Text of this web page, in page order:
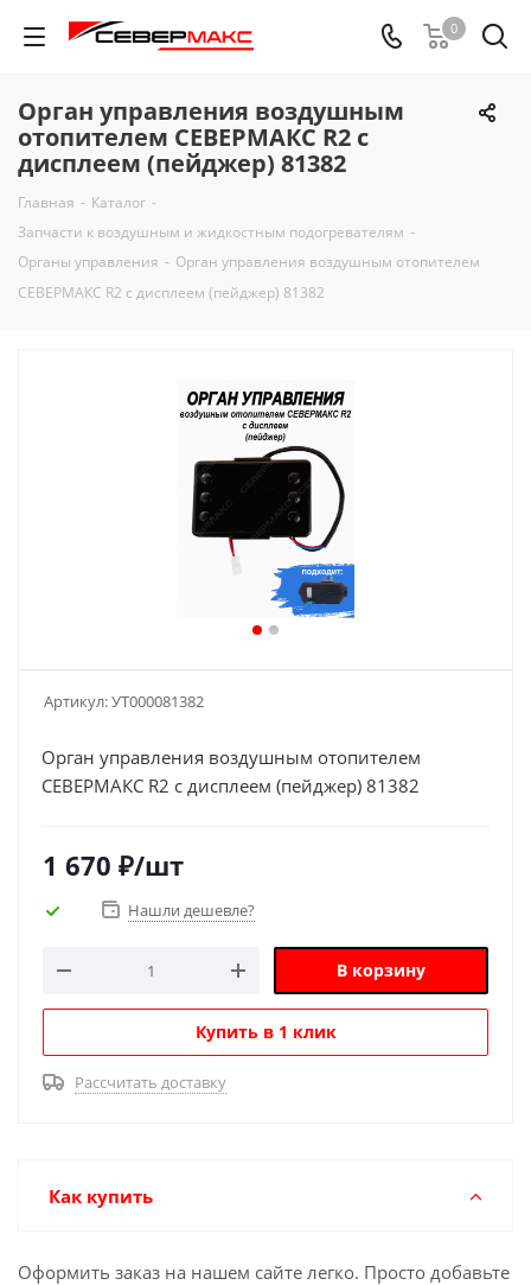
0
Орган управления воздушным
отопителем СЕВЕРМАКС R2 с
дисплеем (пейджер) 81382
Главная - Каталог -
Запчасти к воздушным и жидкостным подогревателям -
Органы управления - Орган управления воздушным отопителем
СЕВЕРМАКС R2 с дисплеем (пейджер) 81382
Артикул:УТ000081382
Орган управления воздушным отопителем
СЕВЕРМАКС R2 с дисплеем (пейджер) 81382
1 670 ₽/шт
Нашли дешевле?
В корзину
Купить в 1 клик
Рассчитать доставку
Как купить
Оформить заказ на нашем сайте легко. Просто добавьте